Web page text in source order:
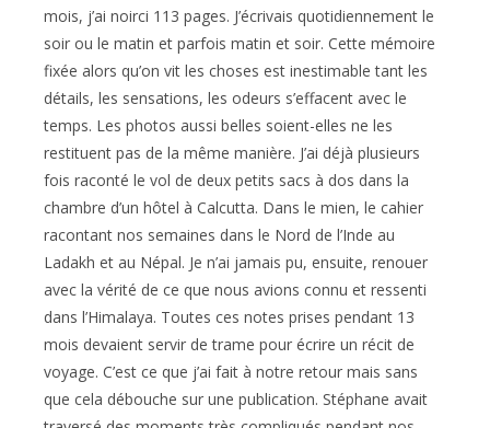
mois, j’ai noirci 113 pages. J’écrivais quotidiennement le
soir ou le matin et parfois matin et soir. Cette mémoire
fixée alors qu’on vit les choses est inestimable tant les
détails, les sensations, les odeurs s’effacent avec le
temps. Les photos aussi belles soient-elles ne les
restituent pas de la même manière. J’ai déjà plusieurs
fois raconté le vol de deux petits sacs à dos dans la
chambre d’un hôtel à Calcutta. Dans le mien, le cahier
racontant nos semaines dans le Nord de l’Inde au
Ladakh et au Népal. Je n’ai jamais pu, ensuite, renouer
avec la vérité de ce que nous avions connu et ressenti
dans l’Himalaya. Toutes ces notes prises pendant 13
mois devaient servir de trame pour écrire un récit de
voyage. C’est ce que j’ai fait à notre retour mais sans
que cela débouche sur une publication. Stéphane avait